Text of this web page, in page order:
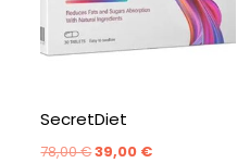
SecretDiet
78,00€Original
39,00 €Текущата